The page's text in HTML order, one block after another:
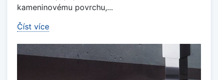
kameninovému povrchu,...
Číst více